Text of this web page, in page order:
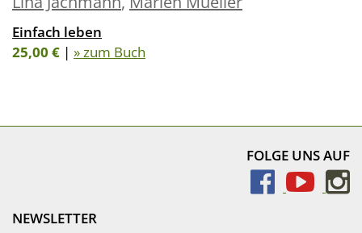
Einfach leben
25,00 € | » zum Buch
FOLGE UNS AUF
NEWSLETTER